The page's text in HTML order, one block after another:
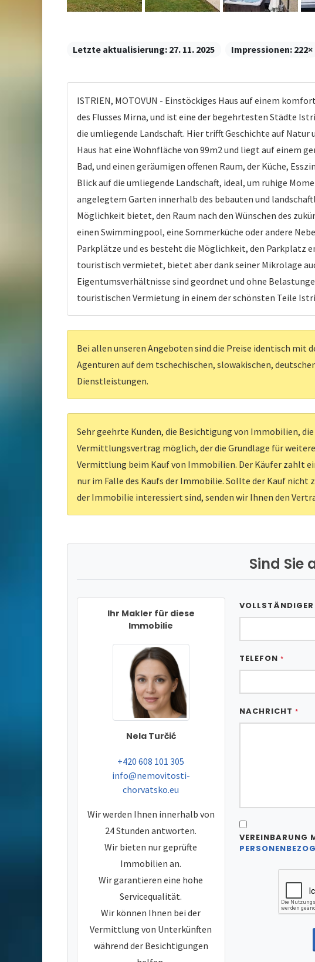
Letzte aktualisierung: 27. 11. 2025 Impressionen: 222×
ISTRIEN, MOTOVUN - Einstöckiges Haus auf einem
des Flusses Mirna, und ist eine der begehrtesten Städte
die umliegende Landschaft. Hier trifft Geschichte auf Natur
Haus hat eine Wohnfläche von 99m2 und liegt auf einem
Bad, und einen geräumigen offenen Raum, der Küche,
Blick auf die umliegende Landschaft, ideal, um ruhige
angelegtem Garten innerhalb des bebauten und
Möglichkeit bietet, den Raum nach den Wünschen des
einen Swimmingpool, eine Sommerküche oder andere
Parkplätze und es besteht die Möglichkeit, den Parkplatz
touristisch vermietet, bietet aber dank seiner Mikrolage
Eigentumsverhältnisse sind geordnet und ohne
touristischen Vermietung in einem der schönsten Teile
Bei allen unseren Angeboten sind die Preise identisch
Agenturen auf dem tschechischen, slowakischen,
Dienstleistungen.
Sehr geehrte Kunden, die Besichtigung von Immobilien,
Vermittlungsvertrag möglich, der die Grundlage für
Vermittlung beim Kauf von Immobilien. Der Käufer zahlt
nur im Falle des Kaufs der Immobilie. Sollte der Kauf
der Immobilie interessiert sind, senden wir Ihnen den
Sind Sie
Ihr Makler für diese
Immobilie
Nela Turčić
tel:
+420 608 101 305
e-mail:
info@nemovitosti-
chorvatsko.eu
Wir werden Ihnen innerhalb von
24 Stunden antworten.
Wir bieten nur geprüfte
Immobilien an.
Wir garantieren eine hohe
Servicequalität.
Wir können Ihnen bei der
Vermittlung von Unterkünften
während der Besichtigungen
TELEFON *
NACHRICHT *
VEREINBARUNG